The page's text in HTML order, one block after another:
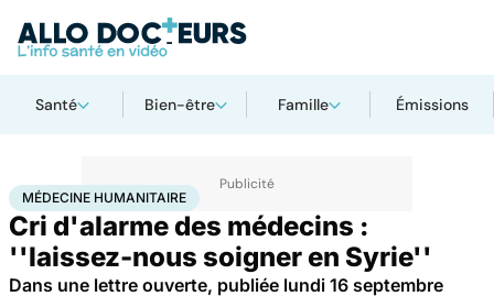
Santé Bien-être Famille Émissions
AccueilSantéMédecine humanitaire
MÉDECINE HUMANITAIRE
Cri d'alarme des médecins :
''laissez-nous soigner en Syrie''
Dans une lettre ouverte, publiée lundi 16 septembre